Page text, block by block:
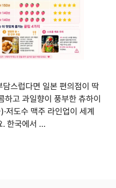
스럽다면 일본 편의점이 딱
고 과일향이 풍부한 츄하이
도수 맥주 라인업이 세계
. 한국에서 …